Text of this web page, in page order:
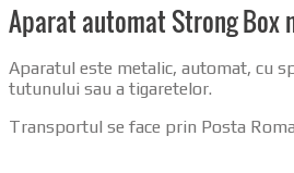
Aparat automat Strong Box
Aparatul este metalic, automat, cu
tutunului sau a tigaretelor.
Transportul se face prin Posta